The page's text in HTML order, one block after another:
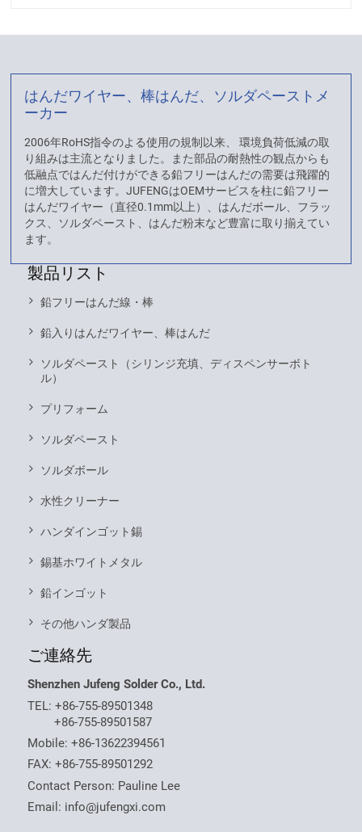
はんだワイヤー、棒はんだ、ソルダペーストメ
ーカー
2006年RoHS指令のよる使用の規制以来、 環境負荷低減の取
り組みは主流となりました。また部品の耐熱性の観点からも
低融点ではんだ付けができる鉛フリーはんだの需要は飛躍的
に増大しています。JUFENGはOEMサービスを柱に鉛フリー
はんだワイヤー（直径0.1mm以上）、はんだボール、フラッ
クス、ソルダペースト、はんだ粉末など豊富に取り揃えてい
ます。
製品リスト
鉛フリーはんだ線・棒
鉛入りはんだワイヤー、棒はんだ
ソルダペースト（シリンジ充填、ディスペンサーボト
ル）
プリフォーム
ソルダペースト
ソルダボール
水性クリーナー
ハンダインゴット錫
錫基ホワイトメタル
鉛インゴット
その他ハンダ製品
ご連絡先
Shenzhen Jufeng Solder Co., Ltd.
TEL:+86-755-89501348
+86-755-89501587
Mobile:+86-13622394561
FAX: +86-755-89501292
Contact Person: Pauline Lee
Email: info@jufengxi.com